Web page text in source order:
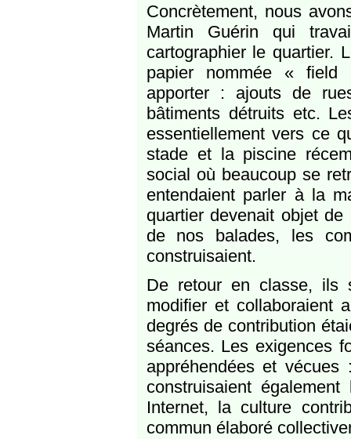
Concrètement, nous
Martin Guérin qui
cartographier le quartier.
papier nommée « field
apporter : ajouts de
bâtiments détruits etc.
essentiellement vers ce
stade et la piscine
social où beaucoup se
entendaient parler à la
quartier devenait objet
de nos balades, les
construisaient.
De retour en classe, ils
modifier et collaboraient
degrés de contribution
séances. Les exigences
appréhendées et
construisaient
Internet, la culture
commun élaboré